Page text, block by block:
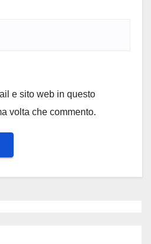
e sito web in questo
volta che commento.